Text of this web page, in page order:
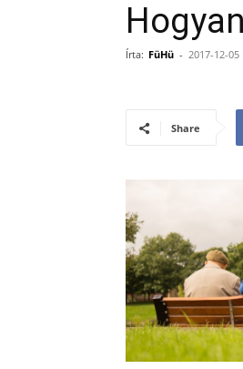
Írta: FüHü - 2017-12-05
Share